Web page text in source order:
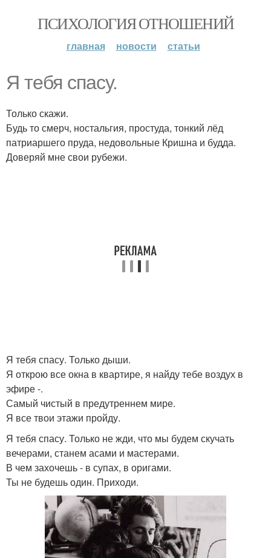
ПСИХОЛОГИЯ ОТНОШЕНИЙ
главная новости статьи
Я тебя спасу.
Только скажи.
Будь то смерч, ностальгия, простуда, тонкий лёд
патриаршего пруда, недовольные Кришна и будда.
Доверяй мне свои рубежи.
Я тебя спасу. Только дыши.
Я открою все окна в квартире, я найду тебе воздух в
эфире -.
Самый чистый в предутреннем мире.
Я все твои этажи пройду.
Я тебя спасу. Только не жди, что мы будем скучать
вечерами, станем асами и мастерами.
В чем захочешь - в супах, в оригами.
Ты не будешь один. Приходи.